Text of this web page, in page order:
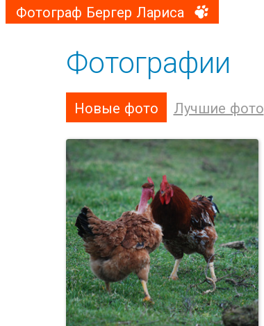
Фотограф Бергер Лариса
Фотографии
Новые фото Лучшие фото